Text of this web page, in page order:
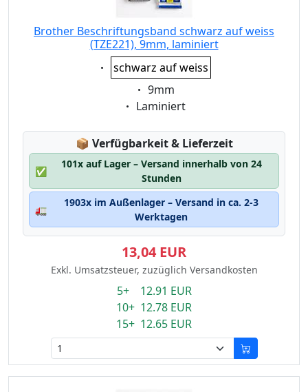
Brother Beschriftungsband schwarz auf weiss
(TZE221), 9mm, laminiert
Eigenschaft:
schwarz auf weiss
Eigenschaft:
9mm
Eigenschaft:
Laminiert
📦 Lagerstatus:
Verfügbarkeit & Lieferzeit
✅
101x auf Lager – Versand innerhalb von 24
Stunden
🚛
1903x im Außenlager – Versand in ca. 2-3
Werktagen
13,04 EUR
Exkl. Umsatzsteuer, zuzüglich Versandkosten
5+ 12.91 EUR
10+ 12.78 EUR
15+ 12.65 EUR